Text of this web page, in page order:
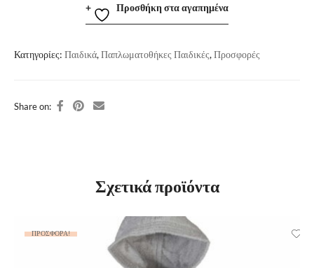
Προσθήκη στα αγαπημένα
Κατηγορίες: Παιδικά,Παπλωματοθήκες Παιδικές,Προσφορές
Share on:
Σχετικά προϊόντα
ΠΡΟΣΦΟΡΆ!